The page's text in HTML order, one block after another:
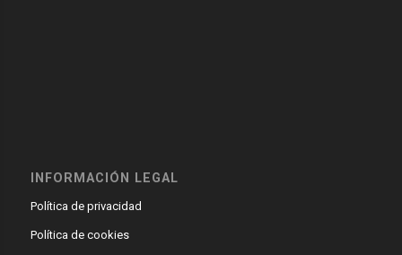
INFORMACIÓN LEGAL
Política de privacidad
Política de cookies